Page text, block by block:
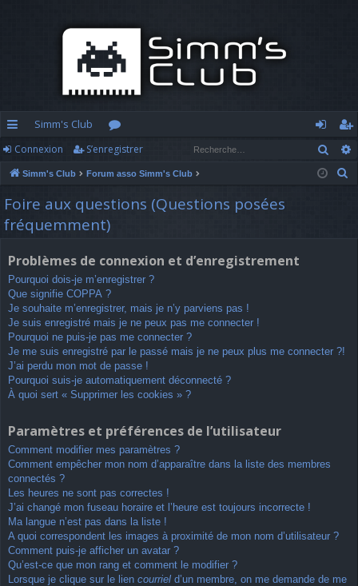
cc
ès
ra
pi
d
e
Simm's Club
or
u
m
s
o
n
’e
nr
Connexion S’enregistrer
Simm's Club Forum asso Simm's Club
Foire aux questions (Questions posées
fréquemment)
Problèmes de connexion et d’enregistrement
Pourquoi dois-je m’enregistrer ?
Que signifie COPPA ?
Je souhaite m’enregistrer, mais je n’y parviens pas !
Je suis enregistré mais je ne peux pas me connecter !
Pourquoi ne puis-je pas me connecter ?
Je me suis enregistré par le passé mais je ne peux plus me connecter ?!
J’ai perdu mon mot de passe !
Pourquoi suis-je automatiquement déconnecté ?
À quoi sert « Supprimer les cookies » ?
Paramètres et préférences de l’utilisateur
Comment modifier mes paramètres ?
Comment empêcher mon nom d’apparaître dans la liste des membres
connectés ?
Les heures ne sont pas correctes !
J’ai changé mon fuseau horaire et l’heure est toujours incorrecte !
Ma langue n’est pas dans la liste !
A quoi correspondent les images à proximité de mon nom d’utilisateur ?
Comment puis-je afficher un avatar ?
Qu’est-ce que mon rang et comment le modifier ?
Lorsque je clique sur le lien courriel d’un membre, on me demande de me